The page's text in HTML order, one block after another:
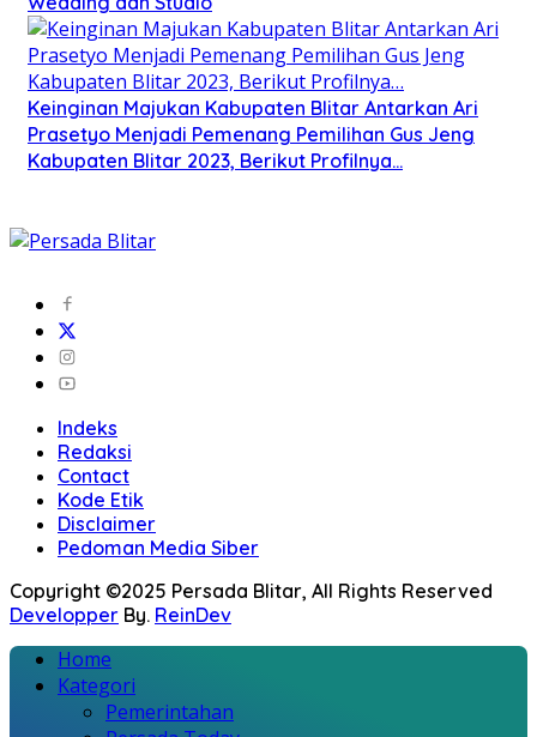
Keinginan Majukan Kabupaten Blitar Antarkan Ari
Prasetyo Menjadi Pemenang Pemilihan Gus Jeng
Kabupaten Blitar 2023, Berikut Profilnya…
Indeks
Redaksi
Contact
Kode Etik
Disclaimer
Pedoman Media Siber
Copyright ©2025 Persada Blitar, All Rights Reserved
Developper By. ReinDev
Home
Kategori
Pemerintahan